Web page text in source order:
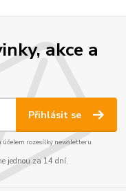
akce a
Přihlásit se
účelem rozesílky newsletteru.
jednou za 14 dní.